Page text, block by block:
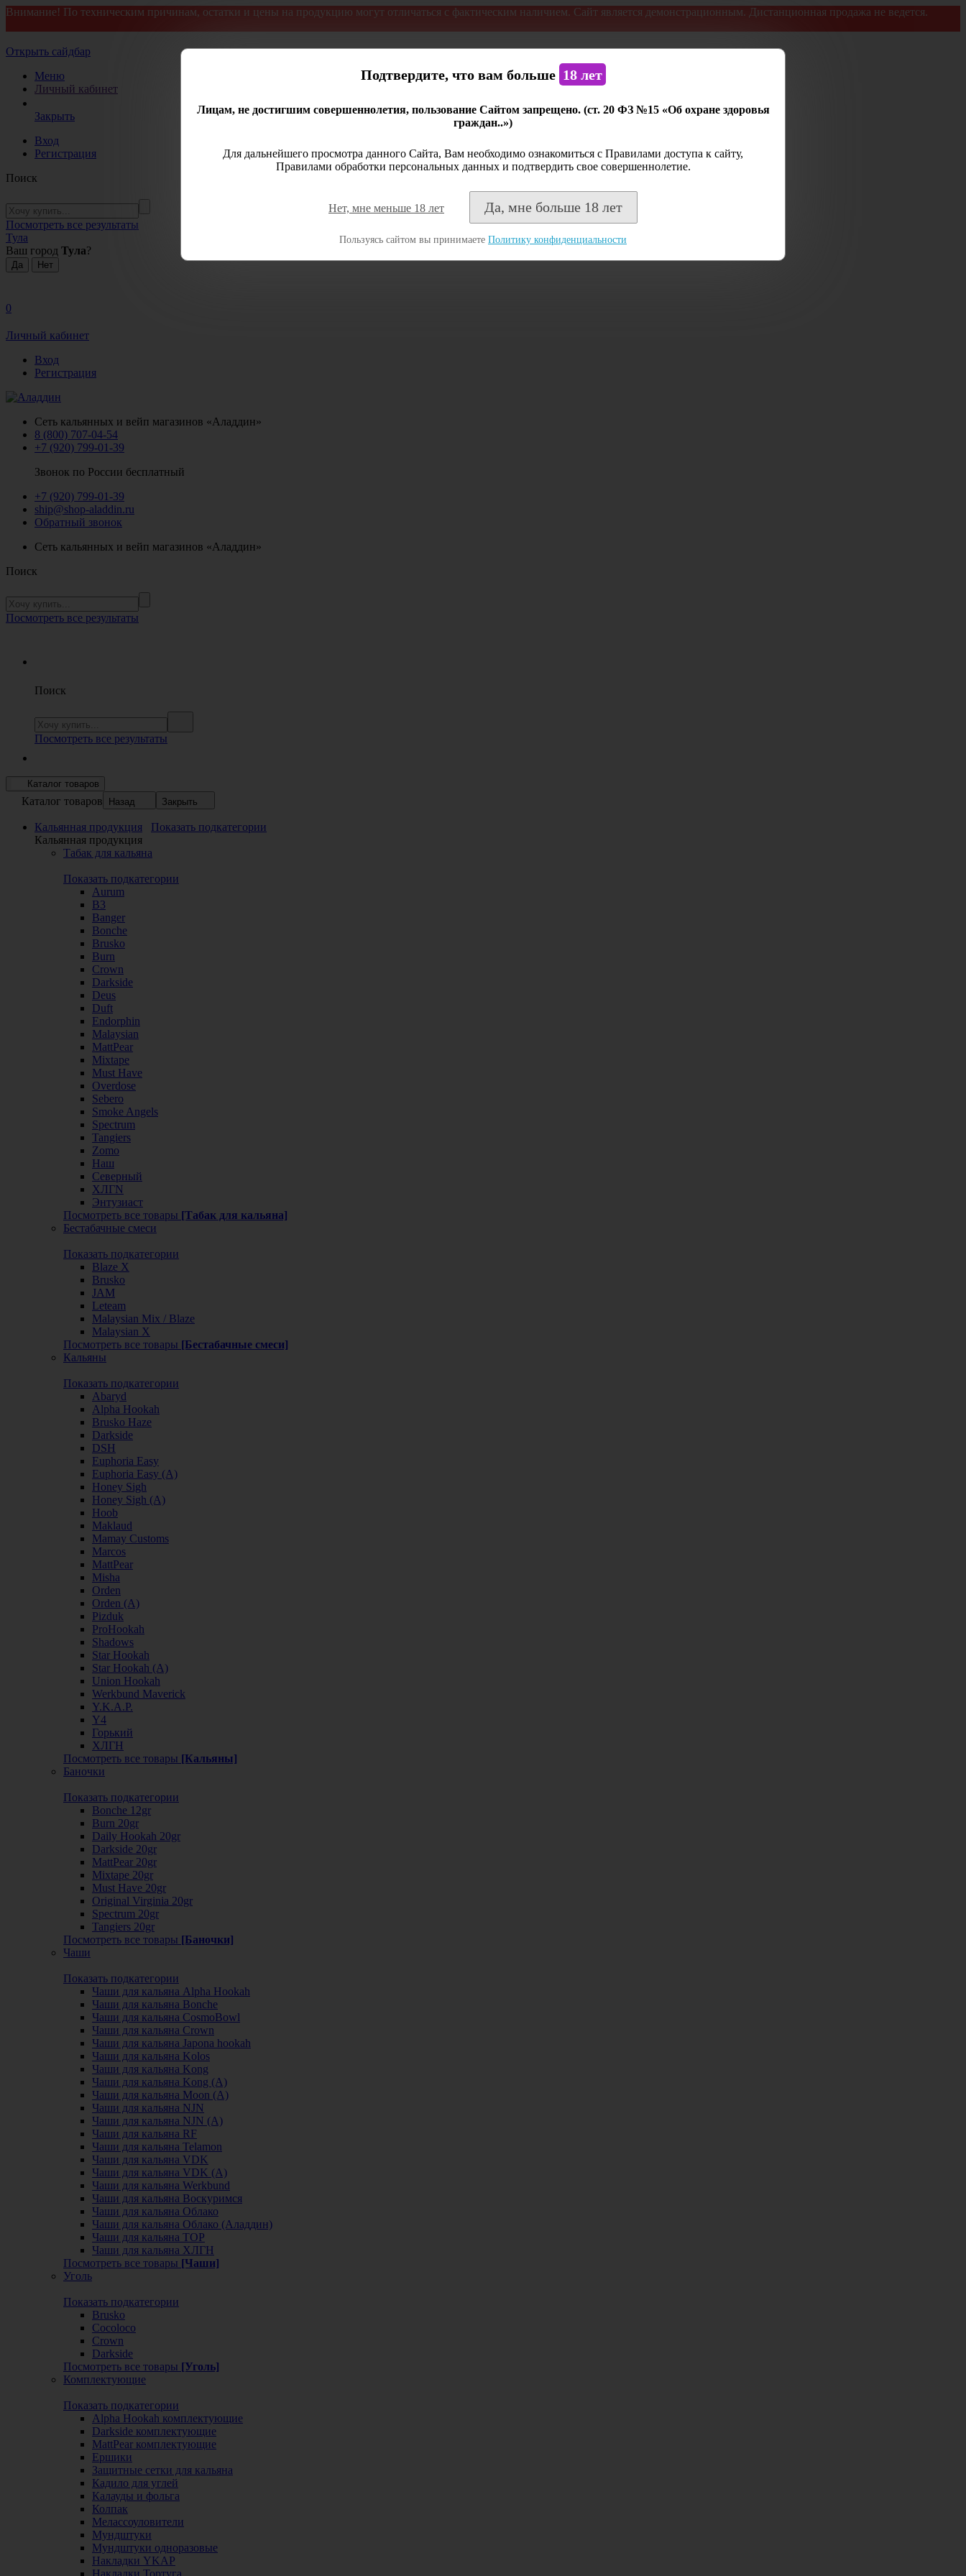
Внимание! По техническим причинам, остатки и цены на продукцию могут отличаться с фактическим наличием. Сайт является демонстрационным. Дистанционная продажа не ведется.
Открыть сайдбар
Меню
Личный кабинет
Закрыть
Вход
Регистрация
Поиск
Посмотреть все результаты
Тула
Ваш город Тула?
0
Личный кабинет
Вход
Регистрация
Сеть кальянных и вейп магазинов «Аладдин»
8 (800) 707-04-54
+7 (920) 799-01-39
Звонок по России бесплатный
+7 (920) 799-01-39
ship@shop-aladdin.ru
Обратный звонок
Сеть кальянных и вейп магазинов «Аладдин»
Поиск
Посмотреть все результаты
Поиск
Посмотреть все результаты
Каталог товаров
Каталог товаров Назад Закрыть
Кальянная продукция
Показать подкатегории
Кальянная продукция
Табак для кальяна
Показать подкатегории
Aurum
B3
Banger
Bonche
Brusko
Burn
Crown
Darkside
Deus
Duft
Endorphin
Malaysian
MattPear
Mixtape
Must Have
Overdose
Sebero
Smoke Angels
Spectrum
Tangiers
Zomo
Наш
Северный
ХЛГN
Энтузиаст
Посмотреть все товары [Табак для кальяна]
Бестабачные смеси
Показать подкатегории
Blaze X
Brusko
JAM
Leteam
Malaysian Mix / Blaze
Malaysian X
Посмотреть все товары [Бестабачные смеси]
Кальяны
Показать подкатегории
Abaryd
Alpha Hookah
Brusko Haze
Darkside
DSH
Euphoria Easy
Euphoria Easy (А)
Honey Sigh
Honey Sigh (А)
Hoob
Maklaud
Mamay Customs
Marcos
MattPear
Misha
Orden
Orden (А)
Pizduk
ProHookah
Shadows
Star Hookah
Star Hookah (А)
Union Hookah
Werkbund Maverick
Y.K.A.P.
Y4
Горький
ХЛГН
Посмотреть все товары [Кальяны]
Баночки
Показать подкатегории
Bonche 12gr
Burn 20gr
Daily Hookah 20gr
Darkside 20gr
MattPear 20gr
Mixtape 20gr
Must Have 20gr
Original Virginia 20gr
Spectrum 20gr
Tangiers 20gr
Посмотреть все товары [Баночки]
Чаши
Показать подкатегории
Чаши для кальяна Alpha Hookah
Чаши для кальяна Bonche
Чаши для кальяна CosmoBowl
Чаши для кальяна Crown
Чаши для кальяна Japona hookah
Чаши для кальяна Kolos
Чаши для кальяна Kong
Чаши для кальяна Kong (A)
Чаши для кальяна Moon (А)
Чаши для кальяна NJN
Чаши для кальяна NJN (А)
Чаши для кальяна RF
Чаши для кальяна Telamon
Чаши для кальяна VDK
Чаши для кальяна VDK (А)
Чаши для кальяна Werkbund
Чаши для кальяна Воскуримся
Чаши для кальяна Облако
Чаши для кальяна Облако (Аладдин)
Чаши для кальяна ТОР
Чаши для кальяна ХЛГН
Посмотреть все товары [Чаши]
Уголь
Показать подкатегории
Brusko
Cocoloco
Crown
Darkside
Посмотреть все товары [Уголь]
Комплектующие
Показать подкатегории
Alpha Hookah комплектующие
Darkside комплектующие
MattPear комплектующие
Ершики
Защитные сетки для кальяна
Кадило для углей
Калауды и фольга
Колпак
Мелассоуловители
Мундштуки
Мундштуки одноразовые
Накладки YKAP
Накладки Тортуга
Подтвердите, что вам больше 18 лет
Лицам, не достигшим совершеннолетия, пользование Сайтом запрещено. (ст. 20 ФЗ №15 «Об охране здоровья
граждан..»)
Для дальнейшего просмотра данного Сайта, Вам необходимо ознакомиться с Правилами доступа к сайту,
Правилами обработки персональных данных и подтвердить свое совершеннолетие.
Нет, мне меньше 18 лет Да, мне больше 18 лет
Пользуясь сайтом вы принимаете Политику конфиденциальности